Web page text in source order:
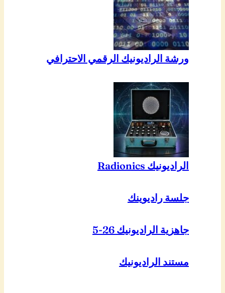
ورشة الراديونيك الرقمي الاحترافي
الراديونيك Radionics
جلسة راديوينك
جاهزية الراديونيك 26-5
مستند الراديونيك